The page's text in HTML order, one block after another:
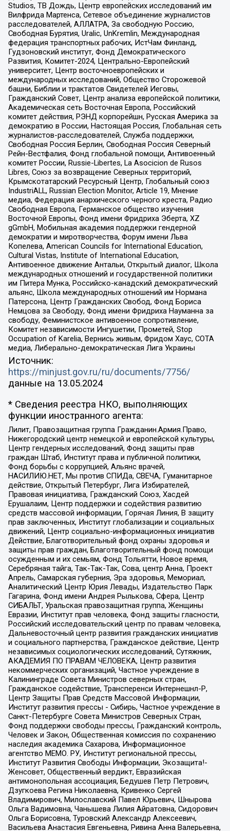
Studios, ТВ Дождь, Центр европейских исследований им
Вилфрида Мартенса, Сетевое объединение журналистов
расследователей, АЛЛАТРА, За свободную Россию,
Свободная Бурятия, Uralic, UnKremlin, Международная
федерация транспортных рабочих, ИстЧам Финланд,
Гудзоновский институт, Фонд Демократического
Развития, Комитет-2024, Центрально-Европейский
университет, Центр восточноевропейских и
международных исследований, Общество Сторожевой
башни, Библии и трактатов Свидетелей Иеговы,
Гражданский Совет, Центр анализа европейской политики,
Академическая сеть Восточная Европа, Российский
комитет действия, РЭНД корпорейшн, Русская Америка за
демократию в России, Настоящая Россия, Глобальная сеть
журналистов-расследователей, Служба поддержки,
Свободная Россия Берлин, Свободная Россия Северный
Рейн-Вестфалия, Фонд глобальной помощи, Антивоенный
комитет России, Russie-Libertes, La Asocicion de Rusos
Libres, Союз за возвращение Северных территорий,
Крымскотатарский Ресурсный Центр, Глобальный союз
IndustriALL, Russian Election Monitor, Article 19, Мнение
медиа, Федерация анархического черного креста, Радио
Свободная Европа, Германское общество изучения
Восточной Европы, Фонд имени Фридриха Эберта, XZ
gGmbH, Мобильная академия поддержки гендерной
демократии и миротворчества, Форум имени Льва
Копелева, American Councils for International Education,
Cultural Vistas, Institute of International Education,
Антивоенное движение Антальи, Открытый диалог, Школа
международных отношений и государственной политики
им Питера Мунка, Российско-канадский демократический
альянс, Школа международных отношений им Нормана
Патерсона, Центр Гражданских Свобод, Фонд Бориса
Немцова за Свободу, Фонд имени Фридриха Науманна за
свободу, Феминистское антивоенное сопротивление,
Комитет независимости Ингушетии, Прометей, Stop
Occupation of Karelia, Вернись живым, Фридом Хаус, СОТА
медиа, Либерально-демократическая Лига Украины
Источник:
https://minjust.gov.ru/ru/documents/7756/
данные на 13.05.2024
* Сведения реестра НКО, выполняющих
функции иностранного агента:
Лилит, Правозащитная группа Гражданин.Армия.Право,
Нижегородский центр немецкой и европейской культуры,
Центр гендерных исследований, Фонд защиты прав
граждан Штаб, Институт права и публичной политики,
Фонд борьбы с коррупцией, Альянс врачей,
НАСИЛИЮ.НЕТ, Мы против СПИДа, СВЕЧА, Гуманитарное
действие, Открытый Петербург, Лига Избирателей,
Правовая инициатива, Гражданский Союз, Хасдей
Ерушалаим, Центр поддержки и содействия развитию
средств массовой информации, Горячая Линия, В защиту
прав заключенных, Институт глобализации и социальных
движений, Центр социально-информационных инициатив
Действие, Благотворительный фонд охраны здоровья и
защиты прав граждан, Благотворительный фонд помощи
осужденным и их семьям, Фонд Тольятти, Новое время,
Серебряная тайга, Так-Так-Так, Сова, центр Анна, Проект
Апрель, Самарская губерния, Эра здоровья, Мемориал,
Аналитический Центр Юрия Левады, Издательство Парк
Гагарина, Фонд имени Андрея Рылькова, Сфера, Центр
СИБАЛЬТ, Уральская правозащитная группа, Женщины
Евразии, Институт прав человека, Фонд защиты гласности,
Российский исследовательский центр по правам человека,
Дальневосточный центр развития гражданских инициатив
и социального партнерства, Гражданское действие, Центр
независимых социологических исследований, Сутяжник,
АКАДЕМИЯ ПО ПРАВАМ ЧЕЛОВЕКА, Центр развития
некоммерческих организаций, Частное учреждение в
Калининграде Совета Министров северных стран,
Гражданское содействие, Трансперенси Интернешнл-Р,
Центр Защиты Прав Средств Массовой Информации,
Институт развития прессы - Сибирь, Частное учреждение в
Санкт-Петербурге Совета Министров Северных Стран,
Фонд поддержки свободы прессы, Гражданский контроль,
Человек и Закон, Общественная комиссия по сохранению
наследия академика Сахарова, Информационное
агентство МЕМО. РУ, Институт региональной прессы,
Институт Развития Свободы Информации, Экозащита!-
Женсовет, Общественный вердикт, Евразийская
антимонопольная ассоциация, Бедушев Петр Петрович,
Дзугкоева Регина Николаевна, Кривенко Сергей
Владимирович, Милославский Павел Юрьевич, Шнырова
Ольга Вадимовна, Чанышева Лилия Айратовна, Сидорович
Ольга Борисовна, Туровский Александр Алексеевич,
Васильева Анастасия Евгеньевна, Ривина Анна Валерьевна,